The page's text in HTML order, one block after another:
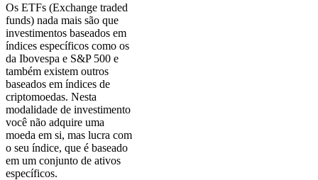
Os ETFs (Exchange traded
funds) nada mais são que
investimentos baseados em
índices específicos como os
da Ibovespa e S&P 500 e
também existem outros
baseados em índices de
criptomoedas. Nesta
modalidade de investimento
você não adquire uma
moeda em si, mas lucra com
o seu índice, que é baseado
em um conjunto de ativos
específicos.